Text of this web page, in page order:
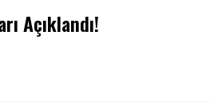
Açıklandı!